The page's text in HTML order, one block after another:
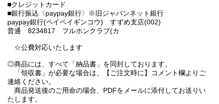
■クレジットカード
■銀行振込〈paypay銀行〉※旧ジャパンネット銀行
paypay銀行(ペイペイギンコウ) すずめ支店(002)
普通 8234817 フルホンクラブ(カ
☆公費対応いたします
◎商品には、すべて「納品書」を同封しております。
「領収書」が必要な場合は、【ご注文時に】コメント欄よりご
連絡ください。
商品発送後のご用命の場合、PDFをメールに添付してお送りい
たします。